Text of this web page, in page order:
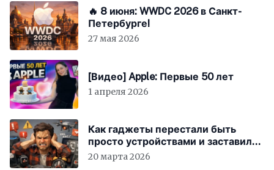
🔥 8 июня: WWDC 2026 в Санкт-
Петербурге!
27 мая 2026
[Видео] Apple: Первые 50 лет
1 апреля 2026
Как гаджеты перестали быть
просто устройствами и заставили
вас бесплатно работать
20 марта 2026